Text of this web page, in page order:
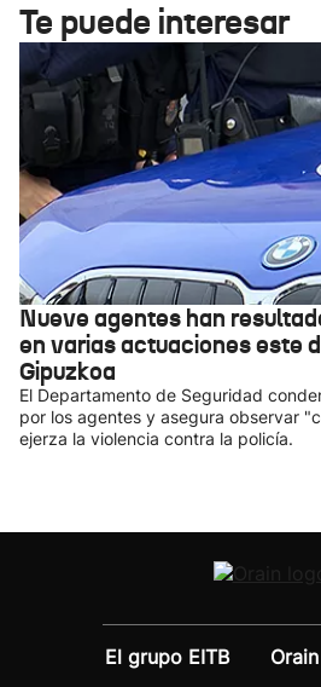
Te puede interesar
Nueve agentes han
en varias actuaciones este
Gipuzkoa
El Departamento de Seguridad
por los agentes y asegura observar
ejerza la violencia contra la policía.
El grupo EITB
Orain